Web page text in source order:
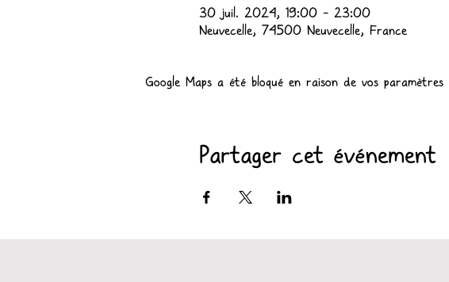
30 juil. 2024, 19:00 – 23:00
Neuvecelle, 74500 Neuvecelle, France
Google Maps a été bloqué en raison de vos
Partager cet événement